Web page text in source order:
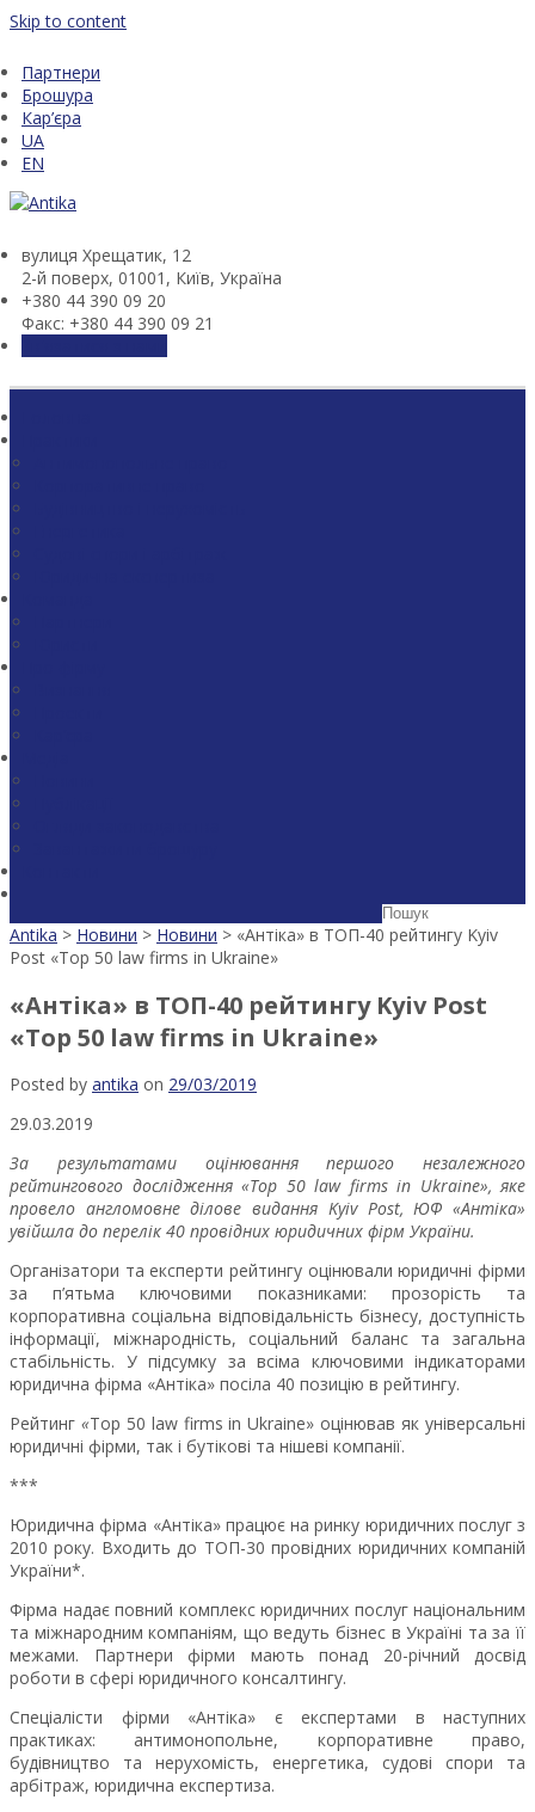
Skip to content
Партнери
Брошура
Кар’єра
UA
EN
вулиця Хрещатик, 12
2-й поверх, 01001, Київ, Україна
+380 44 390 09 20
Факс: +380 44 390 09 21
Antika > Новини > Новини > «Антіка» в ТОП-40 рейтингу Kyiv
Post «Top 50 law firms in Ukraine»
«Антіка» в ТОП-40 рейтингу Kyiv Post
«Top 50 law firms in Ukraine»
Posted by antika on 29/03/2019
29.03.2019
За
результатами оцінювання
першого незалежного
рейтингового дослідження «Top 50 law firms in Ukraine»,яке
провело англомовне ділове видання Kyiv Post, ЮФ «Антіка»
увійшла до перелік 40 провідних юридичних фірм України.
Організатори та експерти рейтингу оцінювали юридичні фірми
за п’ятьма ключовими показниками: прозорість та
корпоративна соціальна відповідальність бізнесу, доступність
інформації, міжнародність, соціальний баланс та загальна
стабільність. У підсумку за всіма ключовими індикаторами
юридична фірма «Антіка» посіла 40 позицію в рейтингу.
Рейтинг «Top 50 law firms in Ukraine» оцінював як універсальні
юридичні фірми, так і бутікові та нішеві компанії.
***
Юридична фірма «Антіка» працює на ринку юридичних послуг з
2010 року. Входить до ТОП-30 провідних юридичних компаній
України*.
Фірма надає повний комплекс юридичних послуг національним
та міжнародним компаніям, що ведуть бізнес в Україні та за її
межами. Партнери фірми мають понад 20-річний досвід
роботи в сфері юридичного консалтингу.
Спеціалісти фірми «Антіка» є експертами в наступних
практиках: антимонопольне, корпоративне право,
будівництво та нерухомість, енергетика, судові спори та
арбітраж, юридична експертиза.